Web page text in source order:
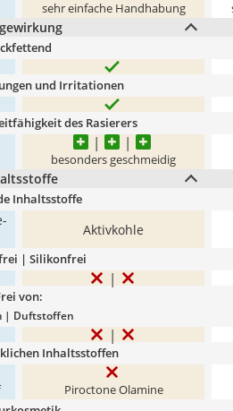
sehr einfache Handhabung
und Irritationen
des Rasierers
besonders geschmeidig
Inhaltsstoffe
Aktivkohle
| Silikonfrei
von:
| Duftstoffen
Inhaltsstoffen
Piroctone Olamine